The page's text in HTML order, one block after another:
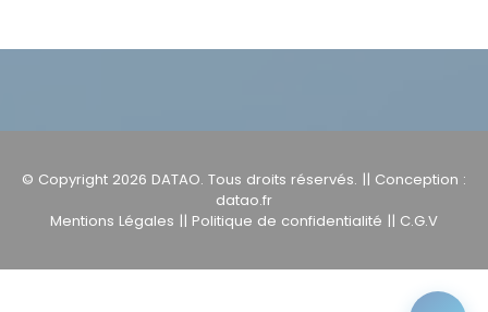
© Copyright 2026 DATAO. Tous droits réservés. || Conception :
datao.fr
Mentions Légales || Politique de confidentialité || C.G.V